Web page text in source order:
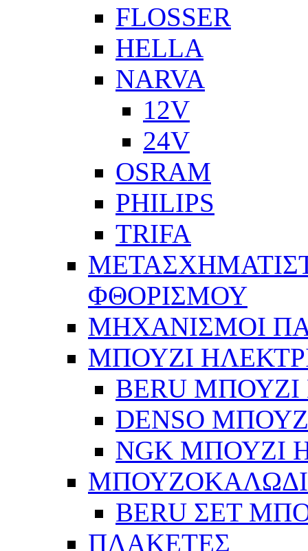
FLOSSER
HELLA
NARVA
12V
24V
OSRAM
PHILIPS
TRIFA
ΦΘΟΡΙΣΜΟΥ
ΜΗΧΑΝΙΣΜΟΙ
ΜΠΟΥΖΙ
BERU
DENSO
NGK ΜΠΟΥΖΙ
BERU ΣΕΤ
ΠΛΑΚΕΤΕΣ